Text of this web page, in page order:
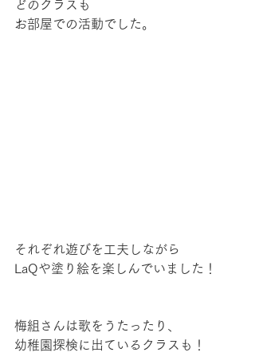
どのクラスも
お部屋での活動でした。
それぞれ遊びを工夫しながら
LaQや塗り絵を楽しんでいました！
梅組さんは歌をうたったり、
幼稚園探検に出ているクラスも！